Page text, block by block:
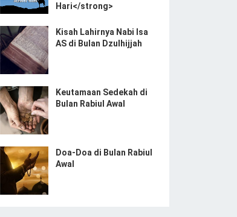
Hari</strong>
Kisah Lahirnya Nabi Isa
AS di Bulan Dzulhijjah
Keutamaan Sedekah di
Bulan Rabiul Awal
Doa-Doa di Bulan Rabiul
Awal